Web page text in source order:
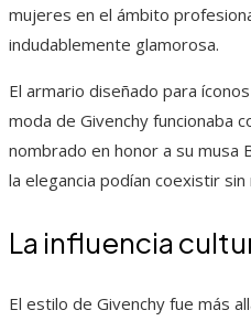
mujeres en el ámbito
indudablemente glamorosa.
El armario diseñado para
moda de Givenchy funcionaba
nombrado en honor a su musa
la elegancia podían coexistir sin
La influencia
El estilo de Givenchy fue más